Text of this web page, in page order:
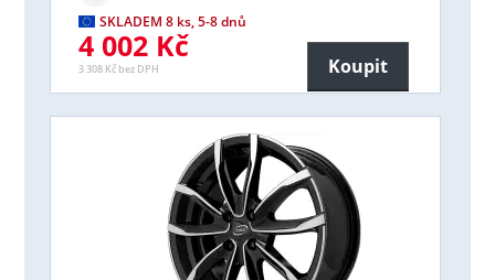
SKLADEM 8 ks, 5-8 dnů
4 002 Kč
3 308 Kč bez DPH Koupit